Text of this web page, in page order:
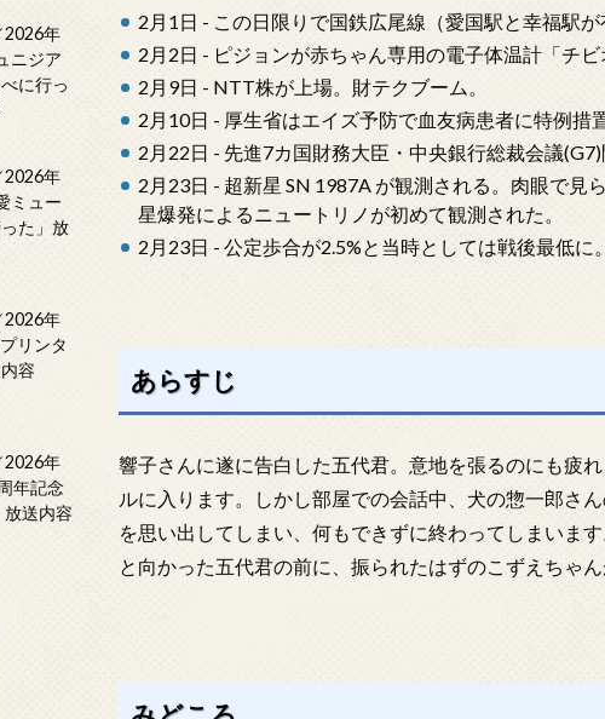
2月1日 - この日限りで国鉄広尾線（愛国駅と幸福駅
2月2日 - ピジョンが赤ちゃん専用の電子体温計「チ
2月9日 - NTT株が上場。財テクブーム。
2月10日 - 厚生省はエイズ予防で血友病患者に特例措
2月22日 - 先進7カ国財務大臣・中央銀行総裁会議
2月23日 - 超新星 SN 1987A が観測される。肉眼で
星爆発によるニュートリノが初めて観測された。
2月23日 - 公定歩合が2.5%と当時としては戦後最低に
あらすじ
響子さんに遂に告白した五代君。意地を張るのにも疲
ルに入ります。しかし部屋での会話中、犬の惣一郎さ
を思い出してしまい、何もできずに終わってしまいま
と向かった五代君の前に、振られたはずのこずえちゃ
2026年
ニジア
に行っ
2026年
ミュー
た」放
2026年
リンタ
容
2026年
年記念
送内容